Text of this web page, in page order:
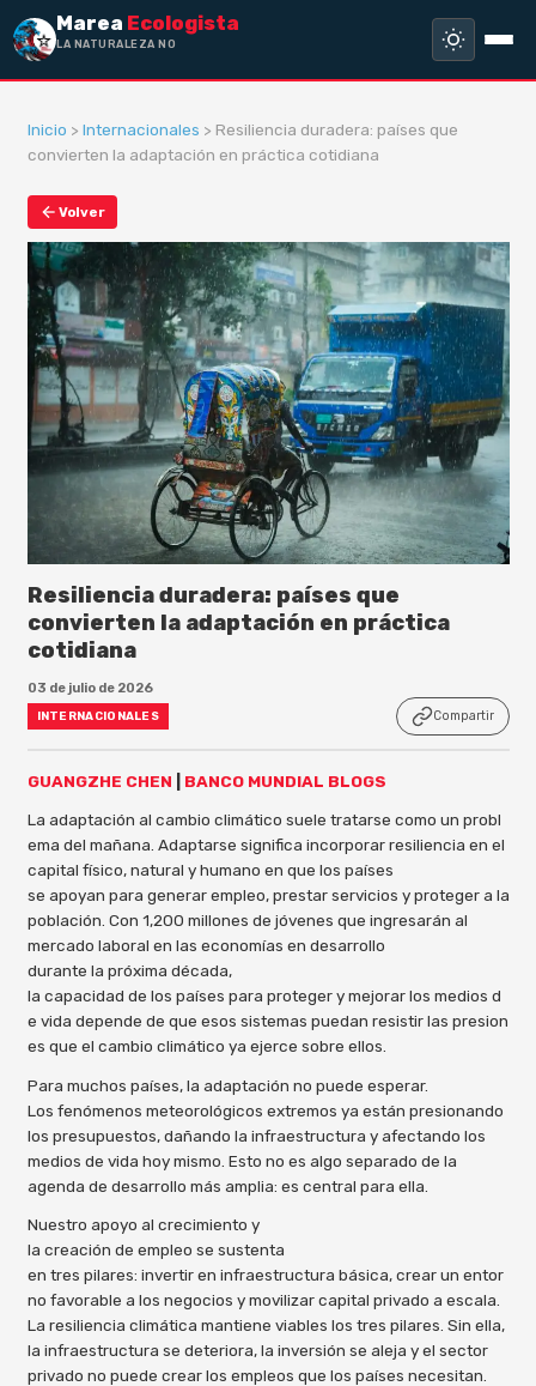
Marea Ecologista
LA NATURALEZA NO HA H
Inicio > Internacionales > Resiliencia duradera: países que
convierten la adaptación en práctica cotidiana
Volver
Resiliencia duradera: países que
convierten la adaptación en práctica
cotidiana
03 de julio de 2026
INTERNACIONALES Compartir
GUANGZHE CHEN BANCO MUNDIAL BLOGS
La adaptación al cambio climático suele tratarse como un probl
ema del mañana. Adaptarse significa incorporar resiliencia en el
capital físico, natural y humano en que los países
se apoyan para generar empleo, prestar servicios y proteger a la
población. Con 1,200 millones de jóvenes que ingresarán al
mercado laboral en las economías en desarrollo
durante la próxima década,
la capacidad de los países para proteger y mejorar los medios d
e vida depende de que esos sistemas puedan resistir las presion
es que el cambio climático ya ejerce sobre ellos.
Para muchos países, la adaptación no puede esperar.
Los fenómenos meteorológicos extremos ya están presionando
los presupuestos, dañando la infraestructura y afectando los
medios de vida hoy mismo. Esto no es algo separado de la
agenda de desarrollo más amplia: es central para ella.
Nuestro apoyo al crecimiento y
la creación de empleo se sustenta
en tres pilares: invertir en infraestructura básica, crear un entor
no favorable a los negocios y movilizar capital privado a escala.
La resiliencia climática mantiene viables los tres pilares. Sin ella,
la infraestructura se deteriora, la inversión se aleja y el sector
privado no puede crear los empleos que los países necesitan.